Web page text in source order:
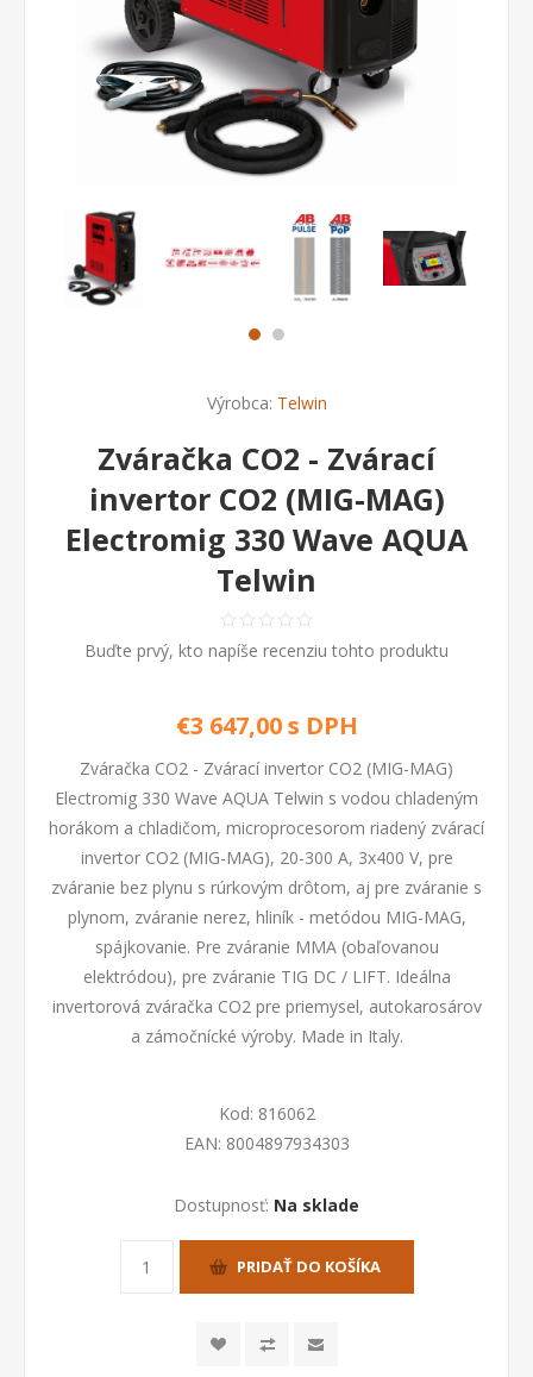
Výrobca: Telwin
Zváračka CO2 - Zvárací
invertor CO2 (MIG-MAG)
Electromig 330 Wave AQUA
Telwin
Buďte prvý, kto napíše recenziu tohto produktu
€3 647,00 s DPH
Zváračka CO2 - Zvárací invertor CO2 (MIG-MAG)
Electromig 330 Wave AQUA Telwin s vodou chladeným
horákom a chladičom, microprocesorom riadený zvárací
invertor CO2 (MIG-MAG), 20-300 A, 3x400 V, pre
zváranie bez plynu s rúrkovým drôtom, aj pre zváranie s
plynom, zváranie nerez, hliník - metódou MIG-MAG,
spájkovanie. Pre zváranie MMA (obaľovanou
elektródou), pre zváranie TIG DC / LIFT. Ideálna
invertorová zváračka CO2 pre priemysel, autokarosárov
a zámočnícké výroby. Made in Italy.
Kod: 816062
EAN: 8004897934303
Dostupnosť: Na sklade
PRIDAŤ DO KOŠÍKA